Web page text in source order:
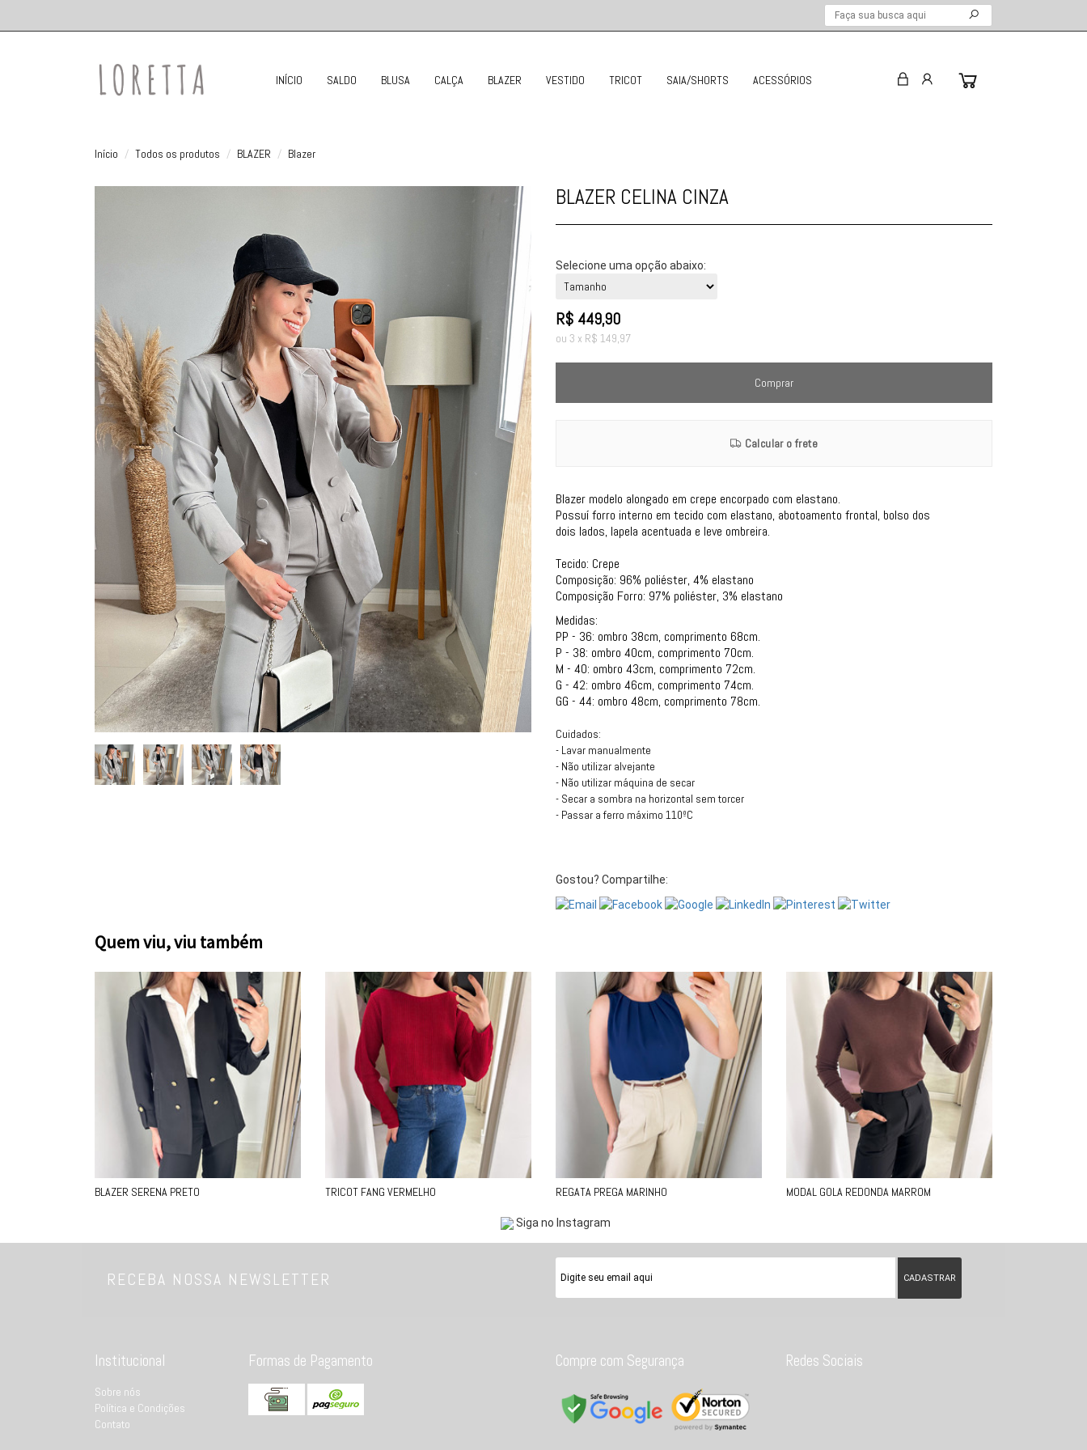
INÍCIO SALDO BLUSA CALÇA BLAZER VESTIDO TRICOT SAIA/SHORTS ACESSÓRIOS
Início Todos os produtos BLAZER Blazer
BLAZER CELINA CINZA
Selecione uma opção abaixo:
R$ 449,90
ou 3 x R$ 149,97
Comprar
Calcular o frete
Blazer modelo alongado em crepe encorpado com elastano.
Possuí forro interno em tecido com elastano, abotoamento frontal, bolso dos
dois lados, lapela acentuada e leve ombreira.
Tecido: Crepe
Composição: 96% poliéster, 4% elastano
Composição Forro: 97% poliéster, 3% elastano
Medidas:
PP - 36: ombro 38cm, comprimento 68cm.
P - 38: ombro 40cm, comprimento 70cm.
M - 40: ombro 43cm, comprimento 72cm.
G - 42: ombro 46cm, comprimento 74cm.
GG - 44: ombro 48cm, comprimento 78cm.
Cuidados:
- Lavar manualmente
- Não utilizar alvejante
- Não utilizar máquina de secar
- Secar a sombra na horizontal sem torcer
- Passar a ferro máximo 110ºC
Gostou? Compartilhe:
Quem viu, viu também
BLAZER SERENA PRETO TRICOT FANG VERMELHO REGATA PREGA MARINHO MODAL GOLA REDONDA MARROM
Siga no Instagram
RECEBA NOSSA NEWSLETTER
Institucional
Sobre nós
Política e Condições
Contato
Formas de Pagamento Compre com Segurança Redes Sociais